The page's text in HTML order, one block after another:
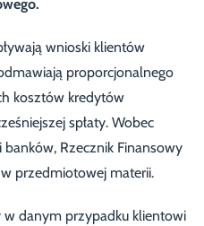
wnioski klientów
proporcjonalnego
kosztów kredytów
spłaty. Wobec
Rzecznik Finansowy
przedmiotowej materii.
w danym przypadku klientowi